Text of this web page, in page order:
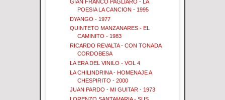
GIAN FRANCO PAGLIARO - LA
POESIA LA CANCION - 1995
DYANGO - 1977
QUINTETO MANZANARES - EL
CAMINITO - 1983
RICARDO REVALTA - CON TONADA
CORDOBESA
LA ERA DEL VINILO - VOL 4
LA CHILINDRINA - HOMENAJE A
CHESPIRITO - 2000
JUAN PARDO - MI GUITAR - 1973